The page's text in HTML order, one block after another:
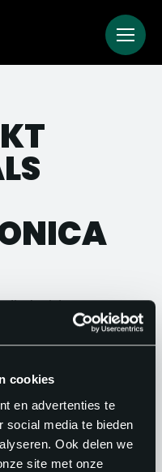
cookies
en advertenties te
social media te bieden
Ook delen we
site met onze
beide
elektronica –
resultaat van
functioneert,
Dat